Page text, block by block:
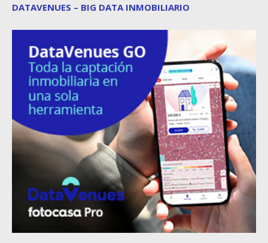
DATAVENUES – BIG DATA INMOBILIARIO